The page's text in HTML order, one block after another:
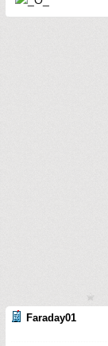
Faraday01